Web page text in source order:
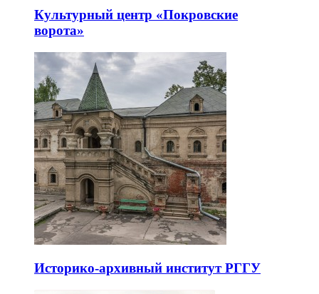
Культурный центр «Покровские
ворота»
Историко-архивный институт РГГУ